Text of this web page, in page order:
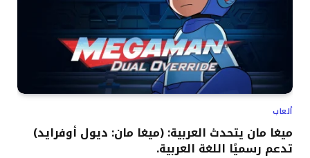
ألعاب
ميغا مان يتحدث العربية: (ميغا مان: ديول أوفرايد)
تدعم رسميًا اللغة العربية.